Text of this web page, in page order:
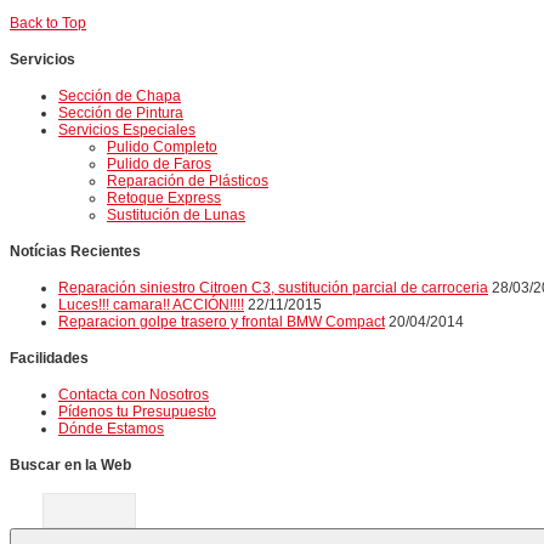
Back to Top
Servicios
Sección de Chapa
Sección de Pintura
Servicios Especiales
Pulido Completo
Pulido de Faros
Reparación de Plásticos
Retoque Express
Sustitución de Lunas
Notícias Recientes
Reparación siniestro Citroen C3, sustitución parcial de carroceria 28/03/
Luces!!! camara!! ACCIÓN!!!! 22/11/2015
Reparacion golpe trasero y frontal BMW Compact 20/04/2014
Facilidades
Contacta con Nosotros
Pídenos tu Presupuesto
Dónde Estamos
Buscar en la Web